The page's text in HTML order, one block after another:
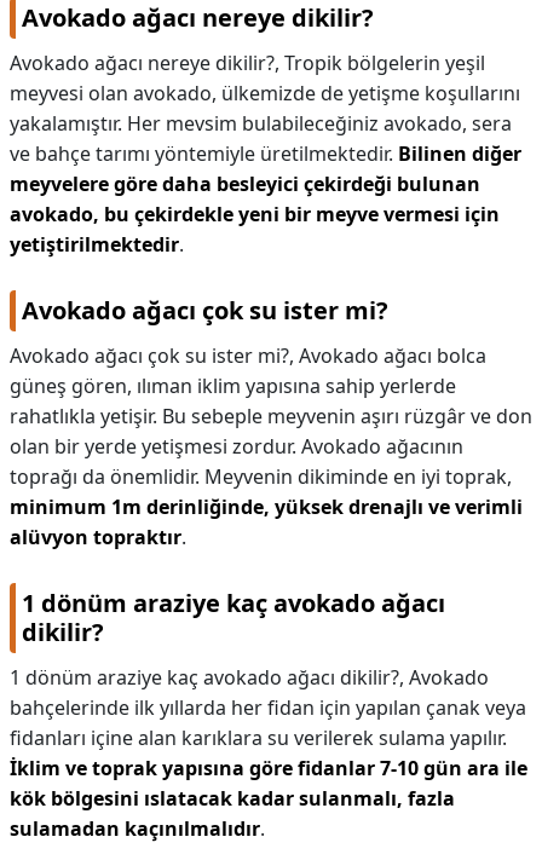
Avokado ağacı nereye dikilir?
Avokado ağacı nereye dikilir?, Tropik bölgelerin yeşil
meyvesi olan avokado, ülkemizde de yetişme koşullarını
yakalamıştır. Her mevsim bulabileceğiniz avokado, sera
ve bahçe tarımı yöntemiyle üretilmektedir. Bilinen diğer
meyvelere göre daha besleyici çekirdeği bulunan
avokado, bu çekirdekle yeni bir meyve vermesi için
yetiştirilmektedir.
Avokado ağacı çok su ister mi?
Avokado ağacı çok su ister mi?, Avokado ağacı bolca
güneş gören, ılıman iklim yapısına sahip yerlerde
rahatlıkla yetişir. Bu sebeple meyvenin aşırı rüzgâr ve don
olan bir yerde yetişmesi zordur. Avokado ağacının
toprağı da önemlidir. Meyvenin dikiminde en iyi toprak,
minimum 1m derinliğinde, yüksek drenajlı ve verimli
alüvyon topraktır.
1 dönüm araziye kaç avokado ağacı
dikilir?
1 dönüm araziye kaç avokado ağacı dikilir?, Avokado
bahçelerinde ilk yıllarda her fidan için yapılan çanak veya
fidanları içine alan karıklara su verilerek sulama yapılır.
İklim ve toprak yapısına göre fidanlar 7-10 gün ara ile
kök bölgesini ıslatacak kadar sulanmalı, fazla
sulamadan kaçınılmalıdır.